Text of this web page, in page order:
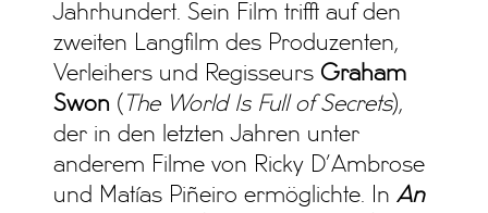
Jahrhundert. Sein Film trifft auf den
zweiten Langfilm des Produzenten,
Verleihers und Regisseurs Graham
Swon ( The World Is Full of Secrets),
der in den letzten Jahren unter
anderem Filme von Ricky D’Ambrose
und Matías Piñeiro ermöglichte. InAn